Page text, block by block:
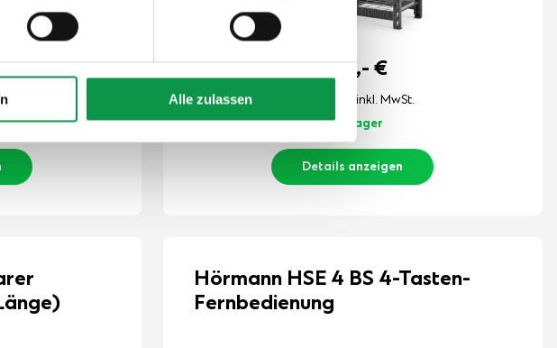
Alle zulassen
449,- €
Der Preis ist inkl. MwSt.
Auf Lager
Details anzeigen
Hörmann HSE 4 BS 4-Tasten-
Fernbedienung